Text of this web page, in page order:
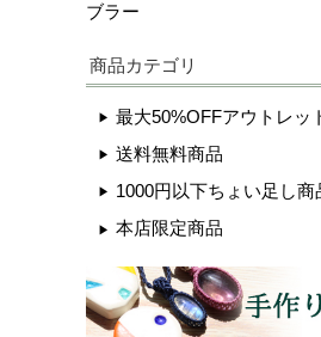
ブラー
商品カテゴリ
最大50%OFFアウトレッ
送料無料商品
1000円以下ちょい足し商
本店限定商品